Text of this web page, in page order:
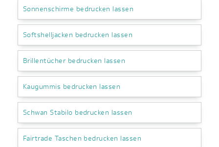
Sonnenschirme bedrucken lassen
Softshelljacken bedrucken lassen
Brillentücher bedrucken lassen
Kaugummis bedrucken lassen
Schwan Stabilo bedrucken lassen
Fairtrade Taschen bedrucken lassen